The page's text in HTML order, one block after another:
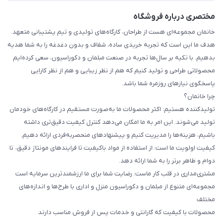
مختصری درباره فروشگاه
خانمان مجموعه‌ای هست از طراحان، کارگاه‌های تولیدی و تیم پشتیبانی متعهد.
هدف ما این است که تجربه خریدی ساده، شفاف و بدون دغدغه را به شما هدیه
بدهیم. با تکیه بر سال‌ها تجربه در صنعت مبلمان و دکوراسیون، سعی کرده‌ایم
محصولاتی طراحی و تولید کنیم که هم از نظر زیبایی و هم از نظر کارایی
پاسخگوی نیازهای روزمره شما باشد.
چرا خانمان؟
تولیدکننده هستیم: اکثر محصولات ما به‌صورت مستقیم در کارگاه‌های خودمان
تولید می‌شوند. این امر به ما امکان می‌دهد کنترل کیفیت دقیق‌تری داشته
باشیم، هزینه‌ها را مدیریت کنیم و پیشنهادهای منحصربه‌فردی ارائه دهیم.
کیفیت اولویت ما است: از استفاده از مواد باکیفیت تا فرایندهای مونتاژ دقیق، تا
دوام و ظاهر برتر را به شما ارائه دهد.
مشتری‌مداری در قلب کار ماست: رضایت شما برای ما ارزشمندترین سرمایه است
مجموعه‌ای متنوع از مبلمان و دکوراسیون منزل و اداری با طرح‌ها و اندازه‌های
مختلف
محصولات با کیفیت که گارانتی و خدمات پس از فروش مناسب دارند